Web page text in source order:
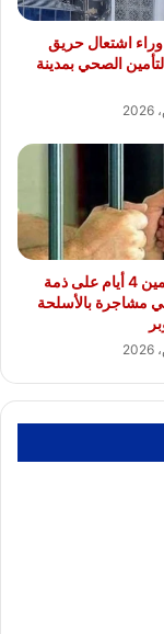
اشتعال حريق
الصحي بمدينة
حبس 6 متهمين 4 أيام على ذمة
مشاجرة بالأسلحة